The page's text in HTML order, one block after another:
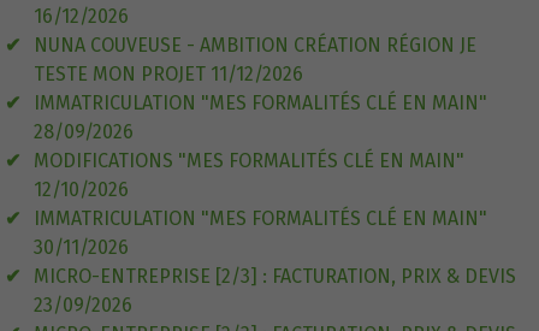
16/12/2026
NUNA COUVEUSE - AMBITION CRÉATION RÉGION JE
TESTE MON PROJET 11/12/2026
IMMATRICULATION "MES FORMALITÉS CLÉ EN MAIN"
28/09/2026
MODIFICATIONS "MES FORMALITÉS CLÉ EN MAIN"
12/10/2026
IMMATRICULATION "MES FORMALITÉS CLÉ EN MAIN"
30/11/2026
MICRO-ENTREPRISE [2/3] : FACTURATION, PRIX & DEVIS
23/09/2026